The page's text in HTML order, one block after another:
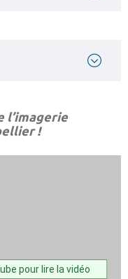
l’imagerie
!
pour lire la vidéo